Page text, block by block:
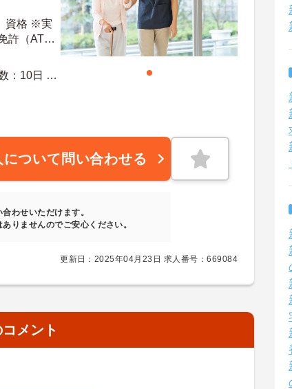
資格 ※実
許（AT限
について問い合わせる
わせいただけます。
りませんのでご安心ください。
更新日：2025年04月23日 求人番号：669084
メント